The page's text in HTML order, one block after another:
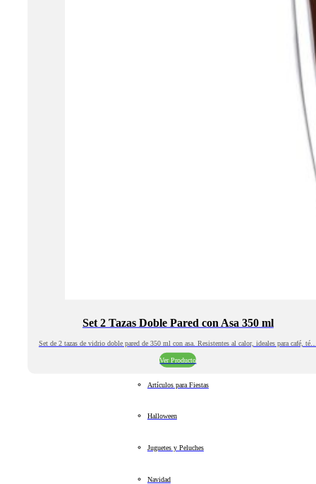
Set 2 Tazas Doble Pared con Asa 350 ml
Set de 2 tazas de vidrio doble pared de 350 ml con asa. Resistentes al calor, ideales para café,
Ver Producto
Artículos para Fiestas
Halloween
Juguetes y Peluches
Navidad